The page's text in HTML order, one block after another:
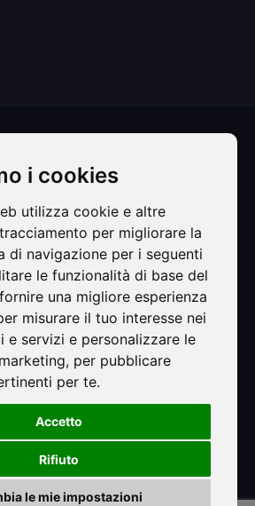
i cookies
utilizza cookie e altre
per migliorare la
di navigazione per i seguenti
le funzionalità di base del
una migliore esperienza
misurare il tuo interesse nei
e servizi e personalizzare le
, per pubblicare
per te.
Accetto
Rifiuto
le mie impostazioni
Strand sas di Carlet Ester & C.
Legale e Operativa:
al mare di Via Dalmazia, 8
- Lido di Jesolo VE
e P.IVA: 01493640278
hotelstrandjesolo@pec.it
Rea: VE-161549
Venezia Rovigo Delta Lagunare
027019-ALB-00267
IT027019A12BNJXX4Y
Policy-Cookie Policy